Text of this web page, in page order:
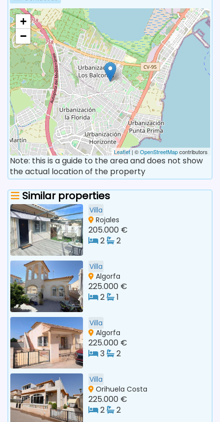
+
−
Leaflet | ©OpenStreetMapcontributors
Note: this is a guide to the area and does not show
the actual location of the property
Similar properties
Villa
Rojales
205.000 €
2
2
Villa
Algorfa
225.000 €
2
1
Villa
Algorfa
225.000 €
3
2
Villa
Orihuela Costa
225.000 €
2
2